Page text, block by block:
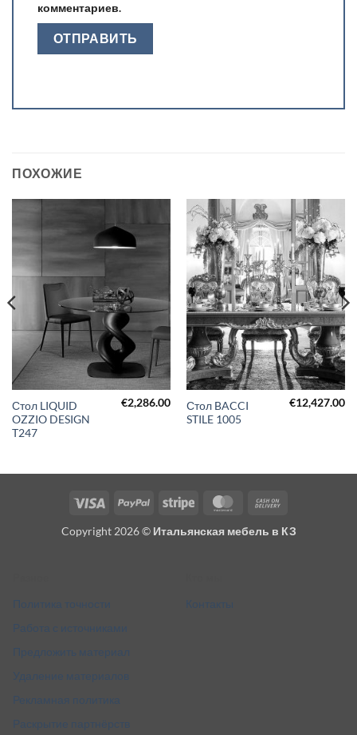
комментариев.
ПОХОЖИЕ
Стол LIQUID
OZZIO DESIGN
T247
€2,286.00
Стол BACCI
STILE 1005
€12,427.00
Visa PayPal Stripe MasterCard
Delivery
Copyright 2026 © Итальянская мебель в КЗ
Политика точности
Работа с источниками
Предложить материал
Удаление материалов
Рекламная политика
Раскрытие партнёрств
Контакты